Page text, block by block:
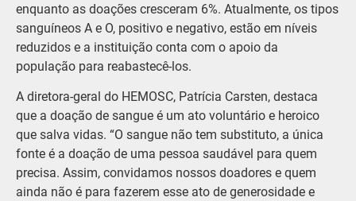
enquanto as doações cresceram 6%. Atualmente, os tipos
sanguíneos A e O, positivo e negativo, estão em níveis
reduzidos e a instituição conta com o apoio da
população para reabastecê-los.
A diretora-geral do HEMOSC, Patrícia Carsten, destaca
que a doação de sangue é um ato voluntário e heroico
que salva vidas. “O sangue não tem substituto, a única
fonte é a doação de uma pessoa saudável para quem
precisa. Assim, convidamos nossos doadores e quem
ainda não é para fazerem esse ato de generosidade e